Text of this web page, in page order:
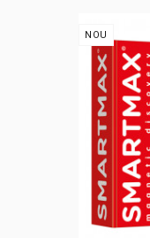
NOU